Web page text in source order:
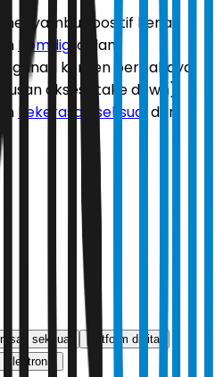
positif kerja
Komdigi dalam
konten berbahaya
akses (take down),
kekerasan seksual dan
seksual
platform digital